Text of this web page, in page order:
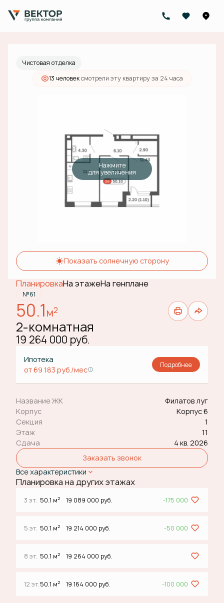
2-комнатная 19 264 000 руб.
Ипотекаот 69 183 руб./мес.
Чистовая отделка
13 человексмотрели эту квартиру за 24 часа
Нажмите
для увеличения
Показать солнечную сторону
ПланировкаНа этажеНа генплане
№61
50.1м2
2-комнатная
19 264 000 руб.
Ипотека
от 69 183 руб./мес
Подробнее
Название ЖК
Филатов луг
Корпус
Корпус 6
Секция
1
Этаж
11
Сдача
4 кв. 2026
Заказать звонок
Все характеристики
Планировка на других этажах
3 эт. 50.1 м2 19 089 000 руб. -175 000
5 эт. 50.1 м2 19 214 000 руб. -50 000
8 эт. 50.1 м2 19 264 000 руб.
12 эт.50.1 м2 19 164 000 руб. -100 000